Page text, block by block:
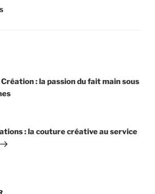
: la passion du fait main sous
: la couture créative au service